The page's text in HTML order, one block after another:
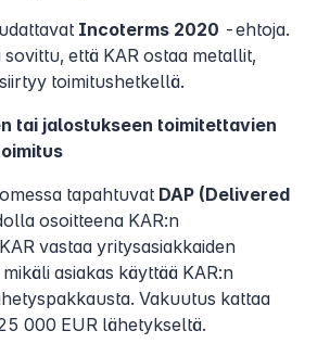
Incoterms 2020 -ehtoja.
että KAR ostaa metallit,
toimitushetkellä.
tai jalostukseen toimitettavien
tapahtuvat DAP (Delivered
osoitteena KAR:n
vastaa yritysasiakkaiden
asiakas käyttää KAR:n
Vakuutus kattaa
000 EUR lähetykseltä.